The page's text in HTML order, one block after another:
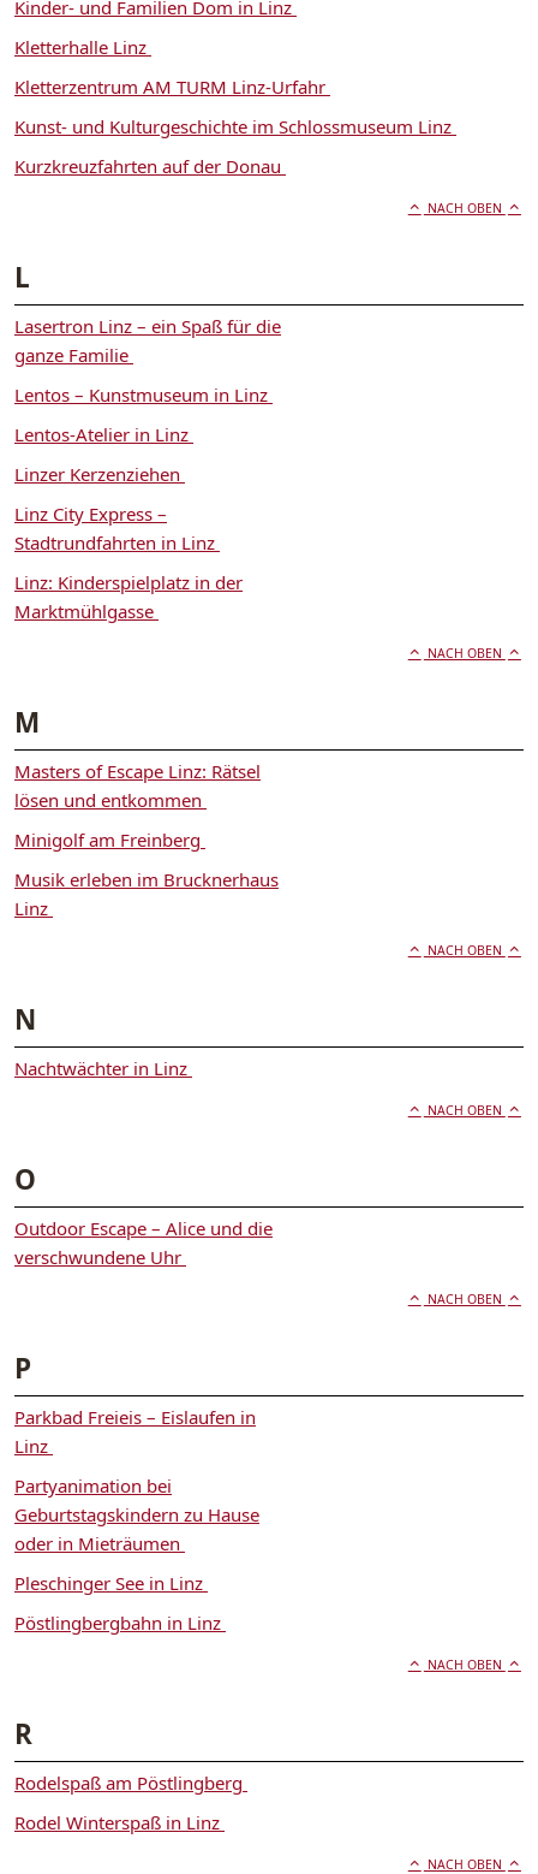
Kinder- und Familien Dom in Linz
Kletterhalle Linz
Kletterzentrum AM TURM Linz-Urfahr
Kunst- und Kulturgeschichte im Schlossmuseum Linz
Kurzkreuzfahrten auf der Donau
NACH OBEN
L
Lasertron Linz – ein Spaß für die
ganze Familie
Lentos – Kunstmuseum in Linz
Lentos-Atelier in Linz
Linzer Kerzenziehen
Linz City Express –
Stadtrundfahrten in Linz
Linz: Kinderspielplatz in der
Marktmühlgasse
NACH OBEN
M
Masters of Escape Linz: Rätsel
lösen und entkommen
Minigolf am Freinberg
Musik erleben im Brucknerhaus
Linz
NACH OBEN
N
Nachtwächter in Linz
NACH OBEN
O
Outdoor Escape – Alice und die
verschwundene Uhr
NACH OBEN
P
Parkbad Freieis – Eislaufen in
Linz
Partyanimation bei
Geburtstagskindern zu Hause
oder in Mieträumen
Pleschinger See in Linz
Pöstlingbergbahn in Linz
NACH OBEN
R
Rodelspaß am Pöstlingberg
Rodel Winterspaß in Linz
NACH OBEN